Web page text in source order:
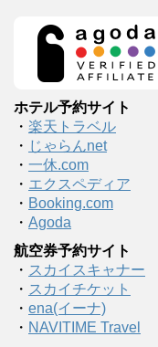
ホテル予約サイト
・ 楽天トラベル
・ じゃらんnet
・ 一休.com
・ エクスペディア
・ Booking.com
・ Agoda
航空券予約サイト
・ スカイスキャナー
・ スカイチケット
・ ena(イーナ)
・ NAVITIME Travel